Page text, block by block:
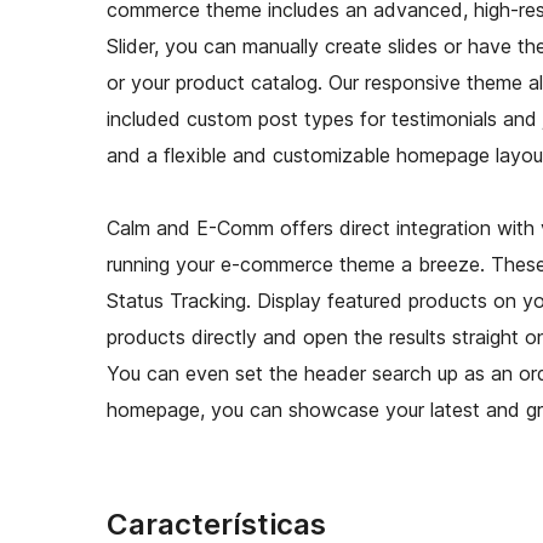
commerce theme includes an advanced, high-
Slider, you can manually create slides or have
or your product catalog. Our responsive theme
included custom post types for testimonials
and a flexible and customizable homepage
Calm and E-Comm offers direct integration
running your e-commerce theme a breeze.
Status Tracking. Display featured products on
products directly and open the results straight
You can even set the header search up as an
homepage, you can showcase your latest and
Características